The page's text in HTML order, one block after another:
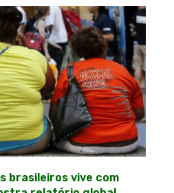
brasileiros vive com